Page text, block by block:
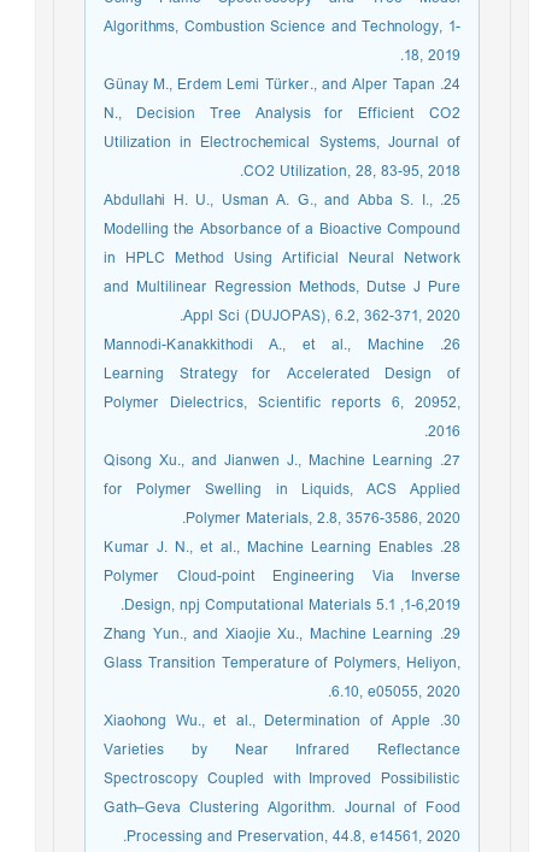
Algorithms, Combustion Science and Technology, 1-
18, 2019.
24. Günay M., Erdem Lemi Türker., and Alper Tapan
N., Decision Tree Analysis for Efficient CO2
Utilization in Electrochemical Systems, Journal of
CO2 Utilization, 28, 83-95, 2018.
25. Abdullahi H. U., Usman A. G., and Abba S. I.,
Modelling the Absorbance of a Bioactive Compound
in HPLC Method Using Artificial Neural Network
and Multilinear Regression Methods, Dutse J Pure
Appl Sci (DUJOPAS), 6.2, 362-371, 2020.‏
26. Mannodi-Kanakkithodi A., et al., Machine
Learning Strategy for Accelerated Design of
Polymer Dielectrics, Scientific reports 6, 20952,
2016.
27. Qisong Xu., and Jianwen J., Machine Learning
for Polymer Swelling in Liquids, ACS Applied
Polymer Materials, 2.8, 3576-3586, 2020.‏
28. Kumar J. N., et al., Machine Learning Enables
Polymer Cloud-point Engineering Via Inverse
Design, npj Computational Materials 5.1 ,1-6,2019.
29. Zhang Yun., and Xiaojie Xu., Machine Learning
Glass Transition Temperature of Polymers, Heliyon,
6.10, e05055, 2020.
30. Xiaohong Wu., et al., Determination of Apple
Varieties by Near Infrared Reflectance
Spectroscopy Coupled with Improved Possibilistic
Gath–Geva Clustering Algorithm. Journal of Food
Processing and Preservation, 44.8, e14561, 2020.